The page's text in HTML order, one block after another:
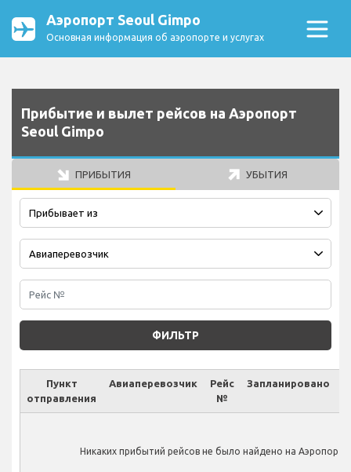
Аэропорт Seoul Gimpo
Основная информация об аэропорте и услугах
Прибытие и вылет рейсов на Аэропорт
Seoul Gimpo
ПРИБЫТИЯ УБЫТИЯ
ФИЛЬТР
Пункт
отправления
Авиаперевозчик
Рейс
№
Запланировано
Никаких прибытий рейсов не было найдено на Аэропорт